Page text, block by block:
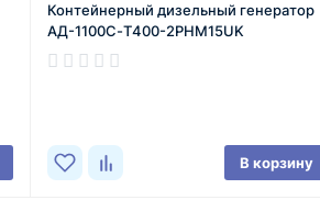
Контейнерный дизельный генератор
АД-1100С-Т400-2РНМ15UK
В корзину